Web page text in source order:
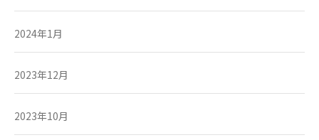
2024年1月
2023年12月
2023年10月